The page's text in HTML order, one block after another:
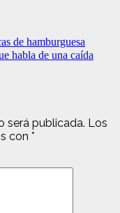
de hamburguesa
habla de una caída
será publicada. Los
con *